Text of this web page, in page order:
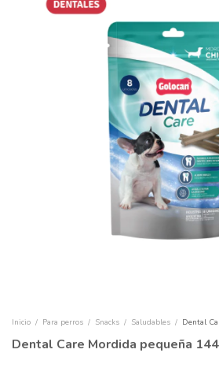
Inicio / Para perros / Snacks / Saludables / Dental
Dental Care Mordida pequeña